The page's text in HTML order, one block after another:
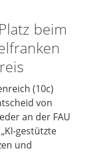
beim
(10c)
von
an der FAU
gestützte
und